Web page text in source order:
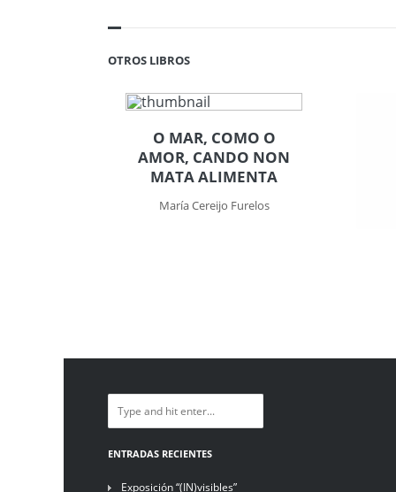
OTROS LIBROS
O MAR, COMO O
AMOR, CANDO NON
MATA ALIMENTA
María Cereijo Furelos
ENTRADAS RECIENTES
Exposición “(IN)visibles”